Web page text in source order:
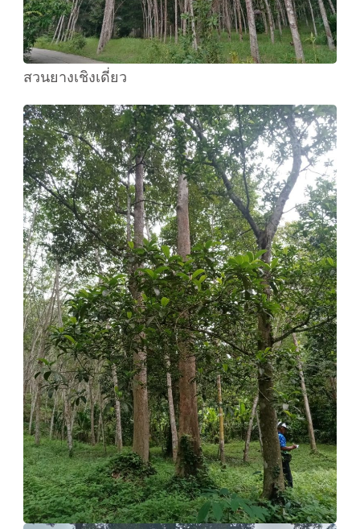
สวนยางเชิงเดี่ยว